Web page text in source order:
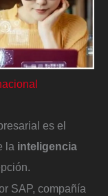
es el
la inteligencia
SAP, compañía